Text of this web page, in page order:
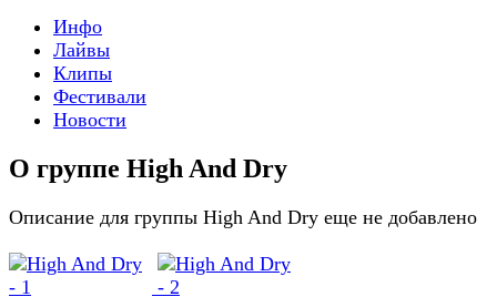
Инфо
Лайвы
Клипы
Фестивали
Новости
О группе High And Dry
Описание для группы High And Dry еще не добавлено